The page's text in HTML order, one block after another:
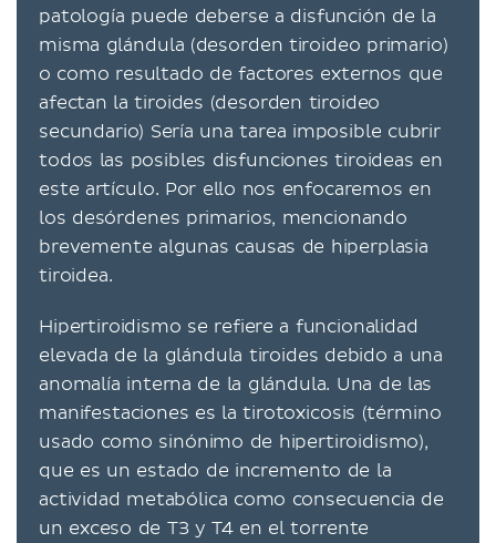
patología puede deberse a disfunción de la
misma glándula (desorden tiroideo primario)
o como resultado de factores externos que
afectan la tiroides (desorden tiroideo
secundario) Sería una tarea imposible cubrir
todos las posibles disfunciones tiroideas en
este artículo. Por ello nos enfocaremos en
los desórdenes primarios, mencionando
brevemente algunas causas de hiperplasia
tiroidea.
Hipertiroidismo se refiere a funcionalidad
elevada de la glándula tiroides debido a una
anomalía interna de la glándula. Una de las
manifestaciones es la tirotoxicosis (término
usado como sinónimo de hipertiroidismo),
que es un estado de incremento de la
actividad metabólica como consecuencia de
un exceso de T3 y T4 en el torrente